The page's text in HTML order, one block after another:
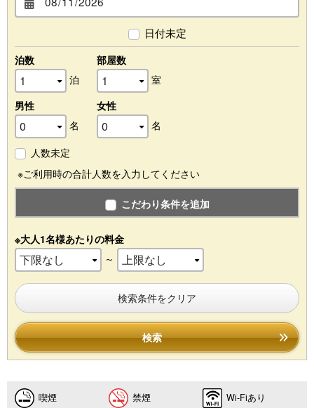
日付未定
泊数
泊
部屋数
室
男性
名
女性
名
人数未定
※ご利用時の合計人数を入力してください
こだわり条件を追加
※大人1名様あたりの料金
～
検索条件をクリア
検索
喫煙 禁煙 Wi-Fiあり